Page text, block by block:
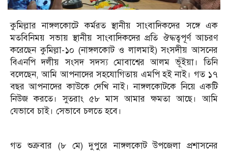
কুমিল্লার নাঙ্গলকোটে কর্মরত স্থানীয় সাংবাদিকদের সঙ্গে এক
মতবিনিময় সভায় স্থানীয় সাংবাদিকদের প্রতি ঔদ্ধত্বপূর্ণ আচরণ
করেছেন কুমিল্লা-১০ (নাঙ্গলকোট ও লালমাই) সংসদীয় আসনের
বিএনপি দলীয় সংসদ সদস্য মোবাশ্বের আলম ভূঁইয়া। তিনি
বলেছেন, আমি আপনাদের সহযোগিতায় এমপি হই নাই। গত ১৭
বছর আপনাদের কাউকে দেখি নাই। নাঙ্গলকোটকে নিয়ে একটি
নিউজ করতে। সুতরাং ৫৮ মাস আমার ক্ষমতা আছে। আমি
যেভাবে চাই। সেভাবে চলতে হবে।
গত শুক্রবার (৮ মে) দুপুরে নাঙ্গলকোট উপজেলা প্রশাসনের